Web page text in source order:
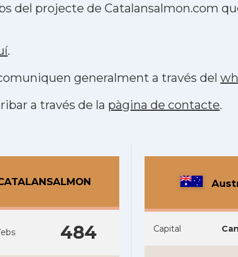
del projecte de Catalansalmon.com
.
generalment a través del
a través de la pàgina de contacte.
484 Capital